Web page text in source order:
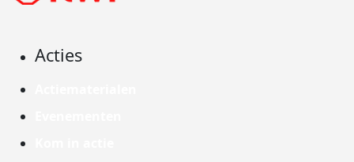
Acties